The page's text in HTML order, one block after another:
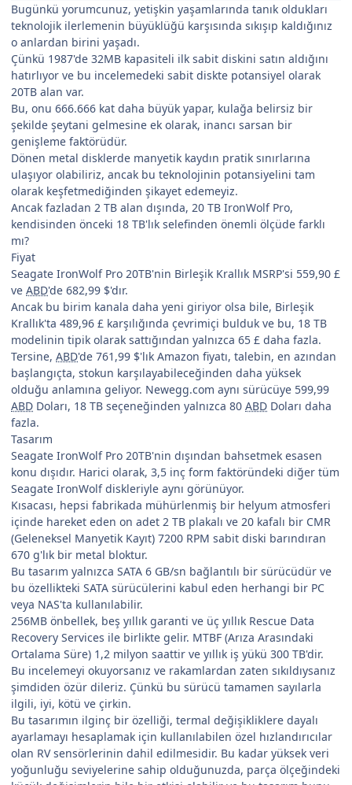
Bugünkü yorumcunuz, yetişkin yaşamlarında tanık oldukları
teknolojik ilerlemenin büyüklüğü karşısında sıkışıp kaldığınız
o anlardan birini yaşadı.
Çünkü 1987'de 32MB kapasiteli ilk sabit diskini satın aldığını
hatırlıyor ve bu incelemedeki sabit diskte potansiyel olarak
20TB alan var.
Bu, onu 666.666 kat daha büyük yapar, kulağa belirsiz bir
şekilde şeytani gelmesine ek olarak, inancı sarsan bir
genişleme faktörüdür.
Dönen metal disklerde manyetik kaydın pratik sınırlarına
ulaşıyor olabiliriz, ancak bu teknolojinin potansiyelini tam
olarak keşfetmediğinden şikayet edemeyiz.
Ancak fazladan 2 TB alan dışında, 20 TB IronWolf Pro,
kendisinden önceki 18 TB'lık selefinden önemli ölçüde farklı
mı?
Fiyat
Seagate IronWolf Pro 20TB'nin Birleşik Krallık MSRP'si 559,90 £
ve ABD'de 682,99 $'dır.
Ancak bu birim kanala daha yeni giriyor olsa bile, Birleşik
Krallık'ta 489,96 £ karşılığında çevrimiçi bulduk ve bu, 18 TB
modelinin tipik olarak sattığından yalnızca 65 £ daha fazla.
Tersine, ABD'de 761,99 $'lık Amazon fiyatı, talebin, en azından
başlangıçta, stokun karşılayabileceğinden daha yüksek
olduğu anlamına geliyor. Newegg.com aynı sürücüye 599,99
ABD Doları, 18 TB seçeneğinden yalnızca 80 ABD Doları daha
fazla.
Tasarım
Seagate IronWolf Pro 20TB'nin dışından bahsetmek esasen
konu dışıdır. Harici olarak, 3,5 inç form faktöründeki diğer tüm
Seagate IronWolf diskleriyle aynı görünüyor.
Kısacası, hepsi fabrikada mühürlenmiş bir helyum atmosferi
içinde hareket eden on adet 2 TB plakalı ve 20 kafalı bir CMR
(Geleneksel Manyetik Kayıt) 7200 RPM sabit diski barındıran
670 g'lık bir metal bloktur.
Bu tasarım yalnızca SATA 6 GB/sn bağlantılı bir sürücüdür ve
bu özellikteki SATA sürücülerini kabul eden herhangi bir PC
veya NAS'ta kullanılabilir.
256MB önbellek, beş yıllık garanti ve üç yıllık Rescue Data
Recovery Services ile birlikte gelir. MTBF (Arıza Arasındaki
Ortalama Süre) 1,2 milyon saattir ve yıllık iş yükü 300 TB'dir.
Bu incelemeyi okuyorsanız ve rakamlardan zaten sıkıldıysanız
şimdiden özür dileriz. Çünkü bu sürücü tamamen sayılarla
ilgili, iyi, kötü ve çirkin.
Bu tasarımın ilginç bir özelliği, termal değişikliklere dayalı
ayarlamayı hesaplamak için kullanılabilen özel hızlandırıcılar
olan RV sensörlerinin dahil edilmesidir. Bu kadar yüksek veri
yoğunluğu seviyelerine sahip olduğunuzda, parça ölçeğindeki